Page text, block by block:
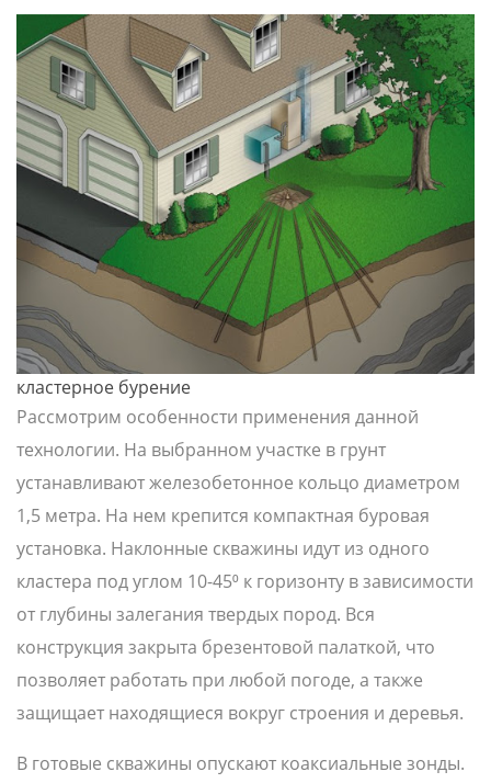
кластерное бурение
Рассмотрим особенности применения данной
технологии. На выбранном участке в грунт
устанавливают железобетонное кольцо диаметром
1,5 метра. На нем крепится компактная буровая
установка. Наклонные скважины идут из одного
кластера под углом 10-45⁰ к горизонту в зависимости
от глубины залегания твердых пород. Вся
конструкция закрыта брезентовой палаткой, что
позволяет работать при любой погоде, а также
защищает находящиеся вокруг строения и деревья.
В готовые скважины опускают коаксиальные зонды.